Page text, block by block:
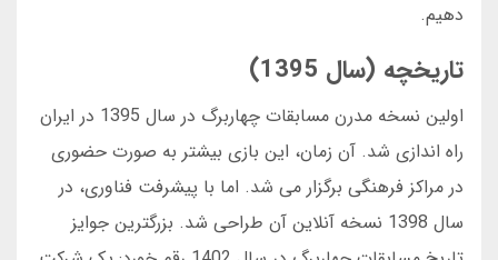
دهیم.
تاریخچه (سال 1395)
اولین نسخه مدرن مسابقات چهاربرگ در سال 1395 در ایران
راه اندازی شد. آن زمان، این بازی بیشتر به صورت حضوری
در مراکز فرهنگی برگزار می شد. اما با پیشرفت فناوری، در
سال 1398 نسخه آنلاین آن طراحی شد. بزرگترین جوایز